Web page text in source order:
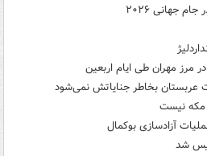
جهانی ۲۰۲۶
عربستان بخاطر جنایاتش نمی‌شود
مکه نیست
آزادسازی بوکمال
شد